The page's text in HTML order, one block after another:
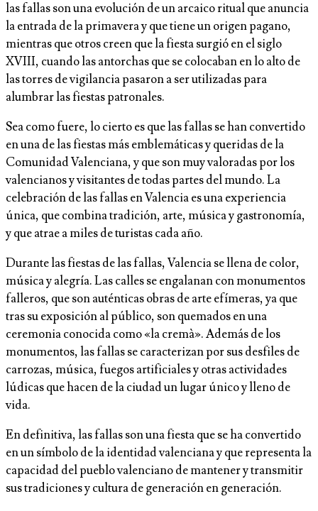
las fallas son una evolución de un arcaico ritual que anuncia
la entrada de la primavera y que tiene un origen pagano,
mientras que otros creen que la fiesta surgió en el siglo
XVIII, cuando las antorchas que se colocaban en lo alto de
las torres de vigilancia pasaron a ser utilizadas para
alumbrar las fiestas patronales.
Sea como fuere, lo cierto es que las fallas se han convertido
en una de las fiestas más emblemáticas y queridas de la
Comunidad Valenciana, y que son muy valoradas por los
valencianos y visitantes de todas partes del mundo. La
celebración de las fallas en Valencia es una experiencia
única, que combina tradición, arte, música y gastronomía,
y que atrae a miles de turistas cada año.
Durante las fiestas de las fallas, Valencia se llena de color,
música y alegría. Las calles se engalanan con monumentos
falleros, que son auténticas obras de arte efímeras, ya que
tras su exposición al público, son quemados en una
ceremonia conocida como «la cremà». Además de los
monumentos, las fallas se caracterizan por sus desfiles de
carrozas, música, fuegos artificiales y otras actividades
lúdicas que hacen de la ciudad un lugar único y lleno de
vida.
En definitiva, las fallas son una fiesta que se ha convertido
en un símbolo de la identidad valenciana y que representa la
capacidad del pueblo valenciano de mantener y transmitir
sus tradiciones y cultura de generación en generación.